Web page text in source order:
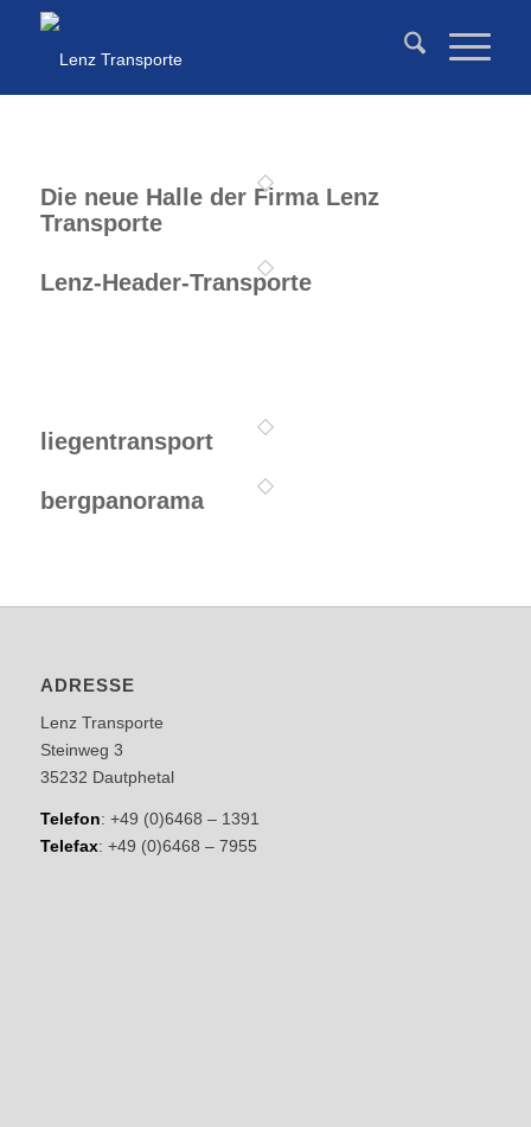
Die neue Halle der Firma Lenz
Transporte
Lenz-Header-Transporte
liegentransport
bergpanorama
ADRESSE
Lenz Transporte
Steinweg 3
35232 Dautphetal
Telefon: +49 (0)6468 – 1391
Telefax: +49 (0)6468 – 7955